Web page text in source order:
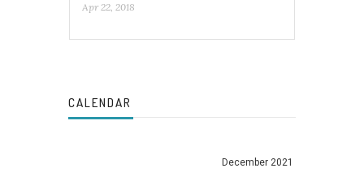
Apr 22, 2018
CALENDAR
December 2021